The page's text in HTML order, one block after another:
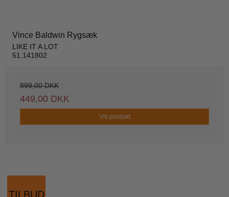
Vince Baldwin Rygsæk
LIKE IT A LOT
51.141802
899,00 DKK
449,00 DKK
Vis produkt
TILBUD